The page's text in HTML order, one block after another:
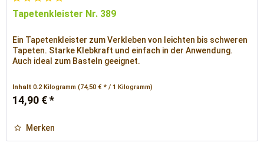
Tapetenkleister Nr. 389
Ein Tapetenkleister zum Verkleben von leichten bis schweren
Tapeten. Starke Klebkraft und einfach in der Anwendung.
Auch ideal zum Basteln geeignet.
Inhalt0.2 Kilogramm(74,50 € * / 1 Kilogramm)
14,90 € *
Merken